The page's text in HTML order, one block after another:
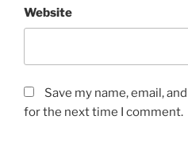
Website
Save my name, email,
for the next time I comment.